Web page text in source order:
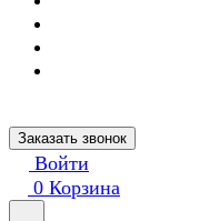
Заказать звонок
Войти
0 Корзина